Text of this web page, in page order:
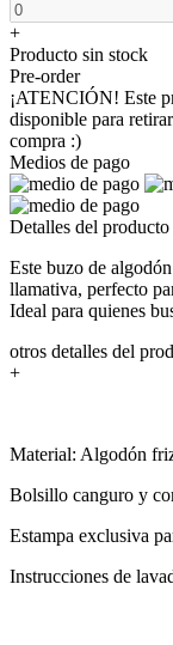
+
Producto sin stock
Pre-order
¡ATENCIÓN! Este
disponible para
compra :)
Medios de pago
Detalles del producto
Este buzo de
llamativa, perfecto
Ideal para quienes
otros detalles del
+
Material: Algodón
Bolsillo canguro y
Estampa exclusiva
Instrucciones de